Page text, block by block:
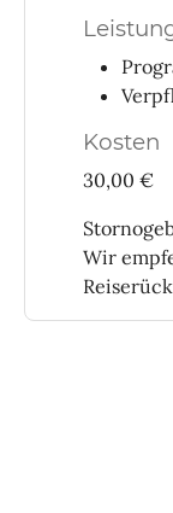
Kosten
30,00 €
Wir